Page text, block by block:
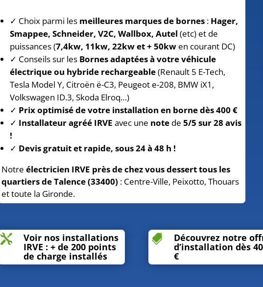
✓ Choix parmi les meilleures marques de bornes : Hager,
Smappee, Schneider, V2C, Wallbox, Autel (etc) et de
puissances (7,4kw, 11kw, 22kw et + 50kw en courant DC)
✓ Conseils sur les Bornes adaptées à votre véhicule
électrique ou hybride rechargeable(Renault 5 E-Tech,
Tesla Model Y, Citroën ë-C3, Peugeot e-208, BMW iX1,
Volkswagen ID.3, Skoda Elroq…)
✓ Prix optimisé de votre installation en borne dès 400 €
✓ Installateur agréé IRVEavec une note de 5/5 sur 28 avis
!
✓ Devis gratuit et rapide, sous 24 à 48 h !
Notre électricien IRVE près de chez vous dessert tous les
quartiers de Talence (33400) : Centre-Ville, Peixotto, Thouars
et toute la Gironde.
 Voir nos installations
IRVE : + de 200 points
de charge installés
 Découvrez notre
d’installation dès
€